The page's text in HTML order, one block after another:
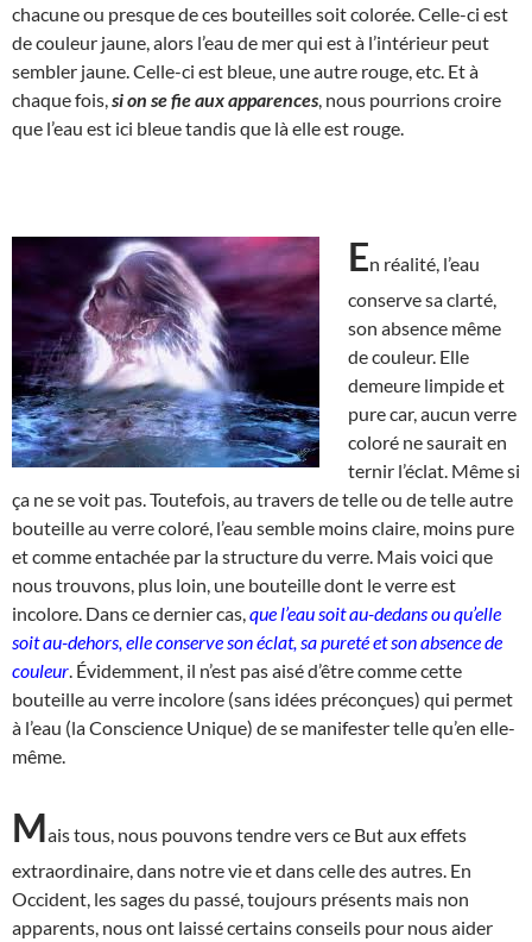
chacune ou presque de ces bouteilles soit colorée. Celle-ci est
de couleur jaune, alors l’eau de mer qui est à l’intérieur peut
sembler jaune. Celle-ci est bleue, une autre rouge, etc. Et à
chaque fois, si on se fie aux apparences , nous pourrions croire
que l’eau est ici bleue tandis que là elle est rouge.
En réalité, l’eau
conserve sa clarté,
son absence même
de couleur. Elle
demeure limpide et
pure car, aucun verre
coloré ne saurait en
ternir l’éclat. Même si
ça ne se voit pas. Toutefois, au travers de telle ou de telle autre
bouteille au verre coloré, l’eau semble moins claire, moins pure
et comme entachée par la structure du verre. Mais voici que
nous trouvons, plus loin, une bouteille dont le verre est
incolore. Dans ce dernier cas, que l’eau soit au-dedans ou qu’elle
soit au-dehors, elle conserve son éclat, sa pureté et son absence de
couleur . Évidemment, il n’est pas aisé d’être comme cette
bouteille au verre incolore (sans idées préconçues) qui permet
à l’eau (la Conscience Unique) de se manifester telle qu’en elle-
même.
Mais tous, nous pouvons tendre vers ce But aux effets
extraordinaire, dans notre vie et dans celle des autres. En
Occident, les sages du passé, toujours présents mais non
apparents, nous ont laissé certains conseils pour nous aider